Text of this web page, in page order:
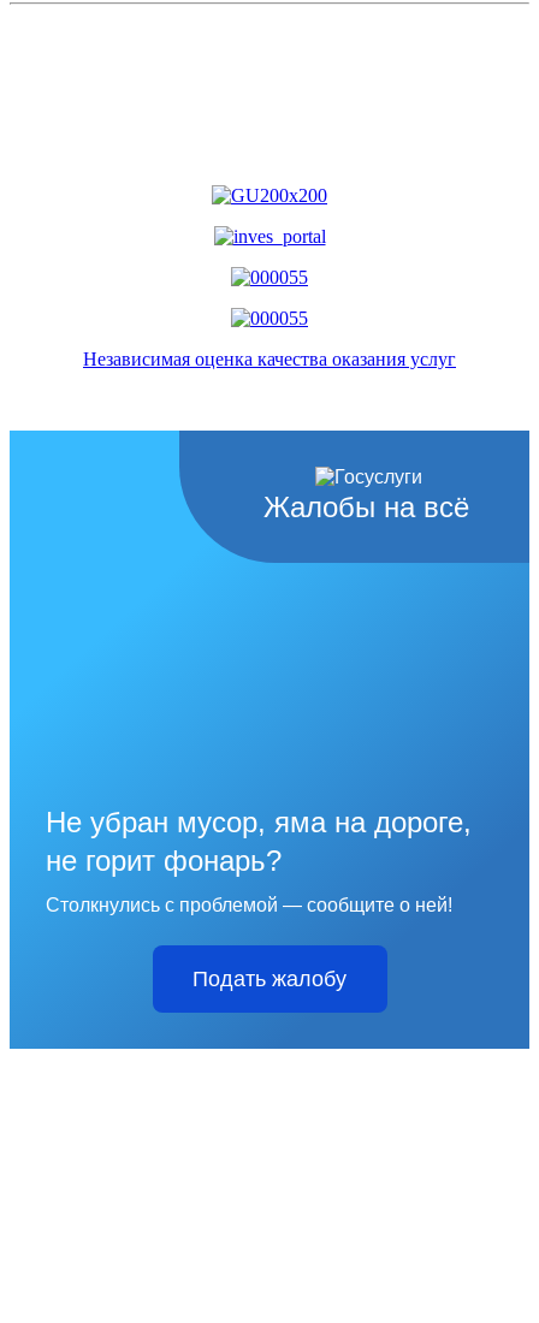
Независимая оценка качества оказания услуг
Жалобы на всё
Не убран мусор, яма на дороге,
не горит фонарь?
Столкнулись с проблемой — сообщите о ней!
Подать жалобу